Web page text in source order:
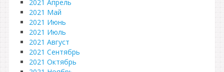
2021 Апрель
2021 Май
2021 Июнь
2021 Июль
2021 Август
2021 Сентябрь
2021 Октябрь